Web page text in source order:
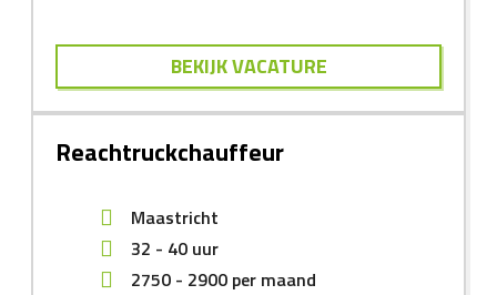
BEKIJK VACATURE
Reachtruckchauffeur
Maastricht
32 - 40 uur
2750 - 2900 per maand